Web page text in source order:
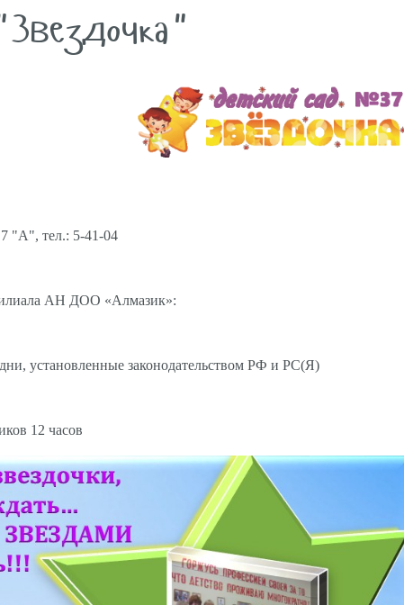
Саха (Якутия),
"А", тел.: 5-41-04
АН ДОО «Алмазик»:
установленные законодательством РФ и РС(Я)
12 часов